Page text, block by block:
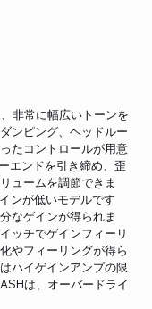
非常に幅広いトーンを
ンピング、ヘッドルー
たコントロールが用意
エンドを引き締め、歪
ュームを調節できま
ンが低いモデルです
なゲインが得られま
ッチでゲインフィーリ
やフィーリングが得ら
ハイゲインアンプの限
は、オーバードライ